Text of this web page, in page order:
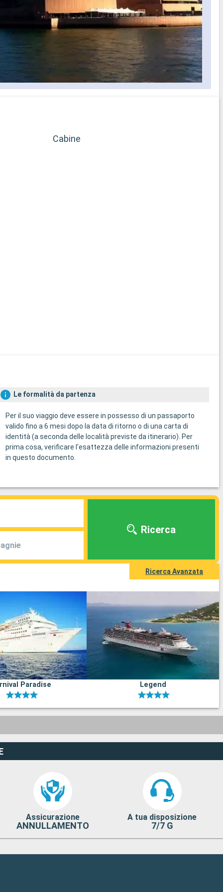
Cabine
Le formalità da partenza
Per il suo viaggio deve essere in possesso di un passaporto
valido fino a 6 mesi dopo la data di ritorno o di una carta di
identità (a seconda delle località previste da itinerario). Per
prima cosa, verificare l'esattezza delle informazioni presenti
in questo documento.
Ricerca
Ricerca Avanzata
Paradise Legend
Assicurazione
ANNULLAMENTO
A tua disposizione
7/7 G